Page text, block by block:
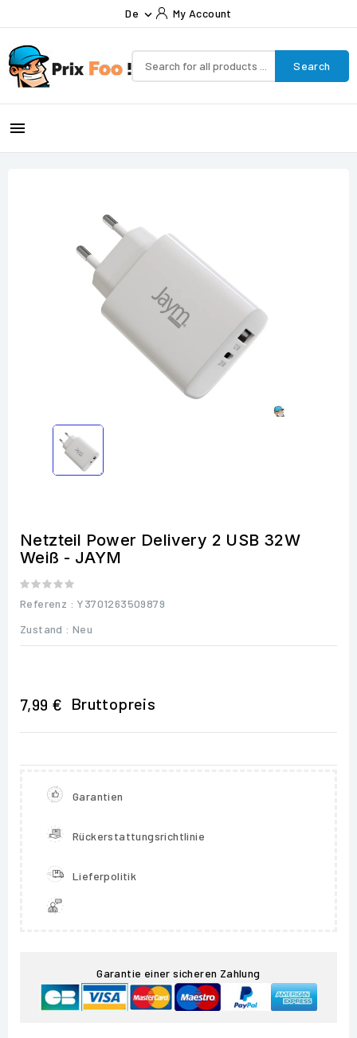
De  My Account
Search

Netzteil Power Delivery 2 USB 32W
Weiß - JAYM
Referenz : Y3701263509879
Zustand : Neu
7,99 € Bruttopreis
Garantien
Rückerstattungsrichtlinie
Lieferpolitik
Garantie einer sicheren Zahlung